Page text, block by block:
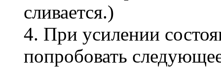
сливается.)
4. При усилении
попробовать